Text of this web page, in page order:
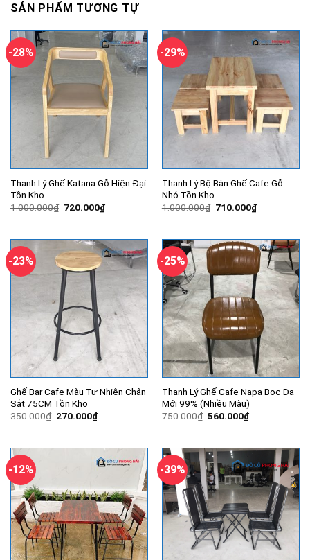
SẢN PHẨM TƯƠNG TỰ
-28%
Thanh Lý Ghế Katana Gỗ Hiện Đại
Tồn Kho
1.000.000₫ Giá
720.000₫Giá
hiện
720.000₫.
-29%
Thanh Lý Bộ Bàn Ghế Cafe Gỗ
Nhỏ Tồn Kho
1.000.000₫ Giá
710.000₫Giá
hiện
710.000₫.
-23%
Ghế Bar Cafe Màu Tự Nhiên Chân
Sắt 75CM Tồn Kho
350.000₫ Giá
270.000₫Giá
hiện
270.000₫.
-25%
Thanh Lý Ghế Cafe Napa Bọc Da
Mới 99% (Nhiều Màu)
750.000₫ Giá
560.000₫Giá
hiện
560.000₫.
-12% -39%